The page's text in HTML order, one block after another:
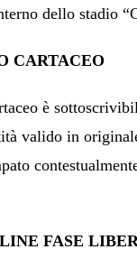
dello stadio
CARTACEO
è
valido in
FASE